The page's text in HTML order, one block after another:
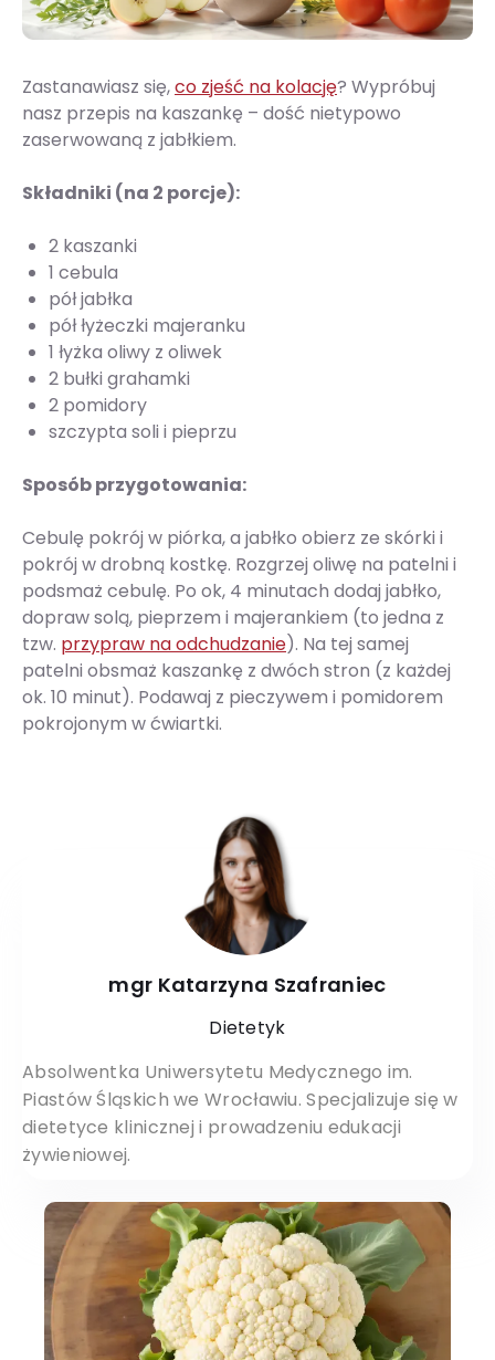
Zastanawiasz się,co zjeść na kolację? Wypróbuj
nasz przepis na kaszankę – dość nietypowo
zaserwowaną z jabłkiem.
Składniki (na 2 porcje):
2 kaszanki
1 cebula
pół jabłka
pół łyżeczki majeranku
1 łyżka oliwy z oliwek
2 bułki grahamki
2 pomidory
szczypta soli i pieprzu
Sposób przygotowania:
Cebulę pokrój w piórka, a jabłko obierz ze skórki i
pokrój w drobną kostkę. Rozgrzej oliwę na patelni i
podsmaż cebulę. Po ok, 4 minutach dodaj jabłko,
dopraw solą, pieprzem i majerankiem (to jedna z
tzw. przypraw na odchudzanie). Na tej samej
patelni obsmaż kaszankę z dwóch stron (z każdej
ok. 10 minut). Podawaj z pieczywem i pomidorem
pokrojonym w ćwiartki.
mgr Katarzyna Szafraniec
Dietetyk
Absolwentka Uniwersytetu Medycznego im.
Piastów Śląskich we Wrocławiu. Specjalizuje się w
dietetyce klinicznej i prowadzeniu edukacji
żywieniowej.